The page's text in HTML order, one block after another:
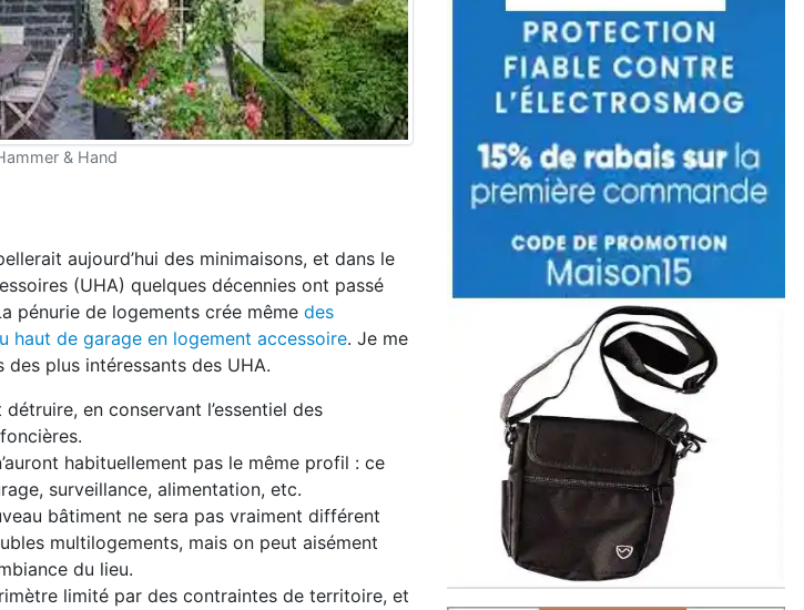
& Hand
aujourd’hui des minimaisons, et dans le
(UHA) quelques décennies ont passé
pénurie de logements crée même des
haut de garage en logement accessoire. Je me
plus intéressants des UHA.
en conservant l’essentiel des
habituellement pas le même profil : ce
surveillance, alimentation, etc.
bâtiment ne sera pas vraiment différent
multilogements, mais on peut aisément
du lieu.
limité par des contraintes de territoire, et